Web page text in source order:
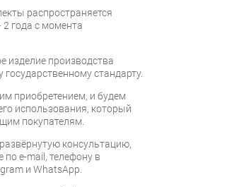
распространяется
года с момента
изделие производства
стандарту.
приобретением, и будем
использования, который
покупателям.
консультацию,
e-mail, телефону в
и WhatsApp.